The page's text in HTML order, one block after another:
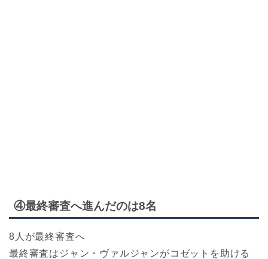
④最終審査へ進んだのは8名
8人が最終審査へ
最終審査はジャン・ヴァルジャンがコゼットを助ける